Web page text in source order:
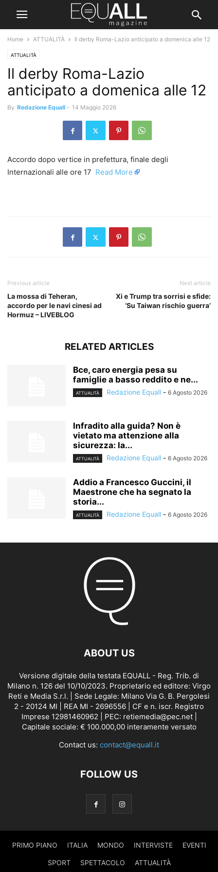
Home ATTUALITÀ Il derby Roma-Lazio anticipato a domenica alle 12
ATTUALITÀ
Il derby Roma-Lazio
anticipato a domenica alle 12
By Redazione Equall - 14 Maggio 2026
Accordo dopo vertice in prefettura, finale degli
Internazionali alle ore 17 ​ Read More
Previous article
La mossa di Teheran,
accordo per le navi cinesi ad
Hormuz – LIVEBLOG
Next article
Xi e Trump tra sorrisi e sfide:
‘Su Taiwan rischio guerra’
RELATED ARTICLES
Bce, caro energia pesa su
famiglie a basso reddito e ne...
ATTUALITÀ Redazione Equall - 6 Agosto 2026
Infradito alla guida? Non è
vietato ma attenzione alla
sicurezza: la...
ATTUALITÀ Redazione Equall - 6 Agosto 2026
Addio a Francesco Guccini, il
Maestrone che ha segnato la
storia...
ATTUALITÀ Redazione Equall - 6 Agosto 2026
ABOUT US
Versione digitale della testata EQUALL - Reg. Trib. di
Milano n. 126 del 10/10/2023. Proprietario ed editore: Virgo
Reti e Media S.r.l. | Sede Legale: Milano Via G. B. Pergolesi
2 - 20124 MI | REA MI - 2696556 | CF e n. iscr. Registro
Imprese 12981460962 | PEC: retiemedia@pec.net |
Capitale sociale: € 100.000,00 interamente versato
Contact us: contact@equall.it
FOLLOW US
PRIMO PIANO ITALIA MONDO INTERVISTE EVENTI
SPORT SPETTACOLO ATTUALITÀ